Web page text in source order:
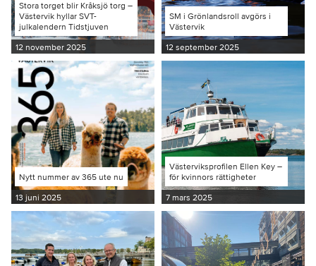
Stora torget blir Kråksjö torg –
Västervik hyllar SVT-
julkalendern Tidstjuven
12 november 2025
SM i Grönlandsroll avgörs i
Västervik
12 september 2025
Nytt nummer av 365 ute nu
13 juni 2025
Västerviksprofilen Ellen Key –
för kvinnors rättigheter
7 mars 2025